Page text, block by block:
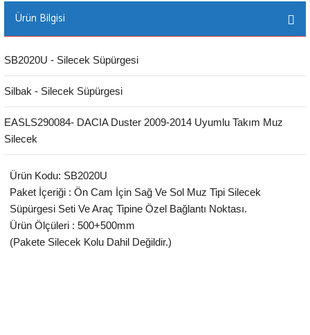
Ürün Bilgisi
SB2020U - Silecek Süpürgesi
Silbak - Silecek Süpürgesi
EASLS290084- DACIA Duster 2009-2014 Uyumlu Takım Muz
Silecek
Ürün Kodu: SB2020U
Paket İçeriği : Ön Cam İçin Sağ Ve Sol Muz Tipi Silecek
Süpürgesi Seti Ve Araç Tipine Özel Bağlantı Noktası.
Ürün Ölçüleri : 500+500mm
(Pakete Silecek Kolu Dahil Değildir.)